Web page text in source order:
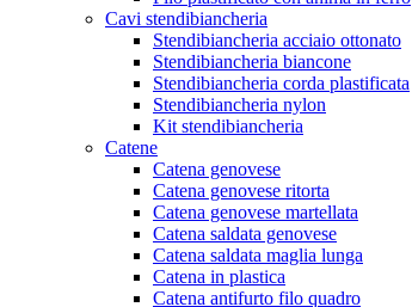
Cavi stendibiancheria
Stendibiancheria acciaio ottonato
Stendibiancheria biancone
Stendibiancheria corda plastificata
Stendibiancheria nylon
Kit stendibiancheria
Catene
Catena genovese
Catena genovese ritorta
Catena genovese martellata
Catena saldata genovese
Catena saldata maglia lunga
Catena in plastica
Catena antifurto filo quadro